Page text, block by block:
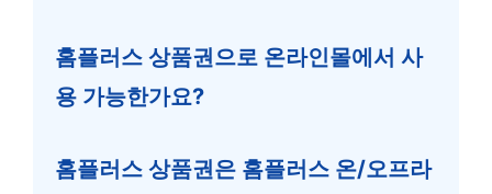
홈플러스 상품권으로 온라인몰에서 사
용 가능한가요?
홈플러스 상품권은 홈플러스 온/오프라